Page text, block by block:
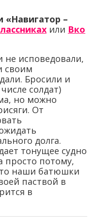
«Навигатор –
или Вко
исповедовали,
своим
Бросили и
солдат)
но можно
От
долга.
тонущее судно
просто потому,
наши батюшки
паствой в
в